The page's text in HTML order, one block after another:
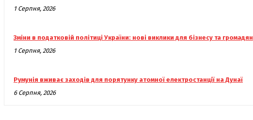
1 Серпня, 2026
Зміни в податковій політиці України: нові виклики для бізнесу та громадян
1 Серпня, 2026
Румунія вживає заходів для порятунку атомної електростанції на Дунаї
6 Серпня, 2026